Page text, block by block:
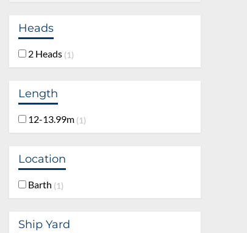
Heads
2 Heads 1
Length
12-13.99m 1
Location
Barth 1
Ship Yard